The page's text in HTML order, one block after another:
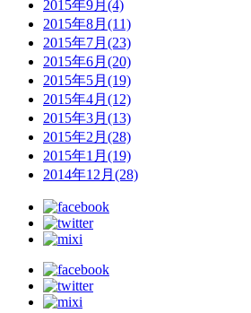
2015年9月(4)
2015年8月(11)
2015年7月(23)
2015年6月(20)
2015年5月(19)
2015年4月(12)
2015年3月(13)
2015年2月(28)
2015年1月(19)
2014年12月(28)